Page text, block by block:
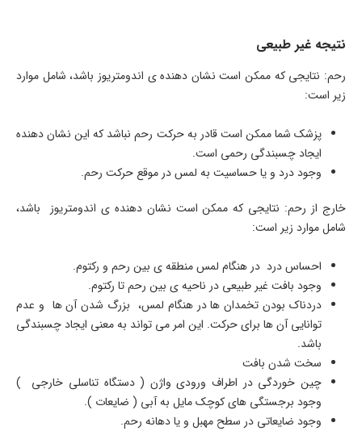
نتیجه غیر طبیعی
رحم: نتایجی که ممکن است نشان دهنده ی اندومتریوز باشد، شامل موارد
زیر است:
پزشک شما ممکن است قادر به حرکت رحم نباشد که این نشان دهنده
ایجاد چسبندگی رحمی است.
وجود درد و یا حساسیت به لمس در موقع حرکت رحم.
خارج از رحم: نتایجی که ممکن است نشان دهنده ی اندومتریوز باشد،
شامل موارد زیر است:
احساس درد در هنگام لمس منطقه ی بین رحم و رکتوم.
وجود بافت غیر طبیعی در ناحیه ی بین رحم تا رکتوم.
دردناک بودن تخمدان ها در هنگام لمس، بزرگ شدن آن ها و عدم
توانایی آن ها برای حرکت. این امر می تواند به معنی ایجاد چسبندگی
باشد.
سخت شدن بافت
چین خوردگی در اطراف ورودی واژن ( دستگاه تناسلی خارجی )
وجود برجستگی های کوچک مایل به آبی ( ضایعات ).
وجود ضایعاتی در سطح مهبل و یا دهانه رحم.